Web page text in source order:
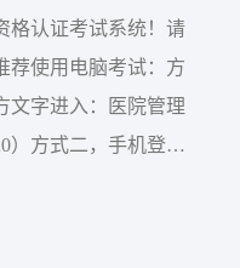
格认证考试系统！请
荐使用电脑考试：方
文字进入：医院管理
）方式二，手机登